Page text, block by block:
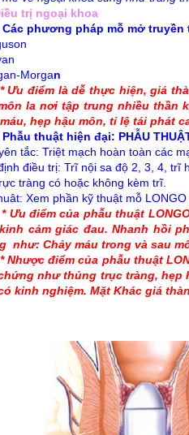
trị ngoại khoa
Các phương pháp mỗ mở
Morgan
điểm là dễ thực hiện, giá
la nơi tập trung nhiều thần
hẹp hậu môn, tỉ lệ tái phát
thuật hiện đại: PHẪU
tắc: Triệt mạch hoàn toàn các
điều trị: Trĩ nội sa độ 2, 3, 4,
tràng có hoặc không kèm trĩ.
Xem phần kỹ thuật mỗ
* Ưu điểm của phẫu thuật
cảm giác đau. Nhanh hồi
như: Chảy máu trong và sau
điểm của phẫu thuật
như thủng trục tràng, hẹp
kinh nghiệm. Mặt Khác giá